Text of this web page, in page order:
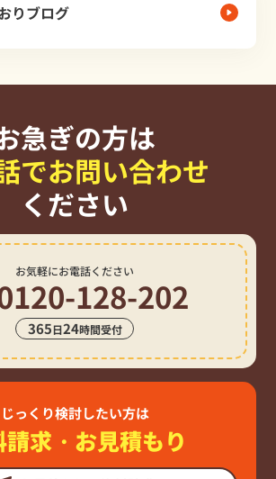
りブログ
急ぎの方は
でお問い合わせ
ください
お気軽にお電話ください
128-202
365日24時間受付
じっくり検討したい方は
請求・お見積もり